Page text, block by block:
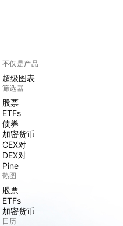
不仅是产品
超级图表
筛选器
股票
ETFs
债券
加密货币
CEX对
DEX对
Pine
热图
股票
ETFs
加密货币
日历